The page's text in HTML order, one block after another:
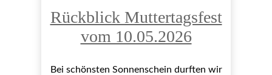
Rückblick Muttertagsfest
vom 10.05.2026
Bei schönsten Sonnenschein durften wir